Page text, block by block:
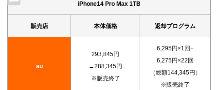
iPhone14 Pro Max 1TB
販売店 本体価格 返却プログラム
au
293,845円
→288,345円
※販売終了
6,295円×1回+
6,275円×22回
（総額144,345円）
※販売終了